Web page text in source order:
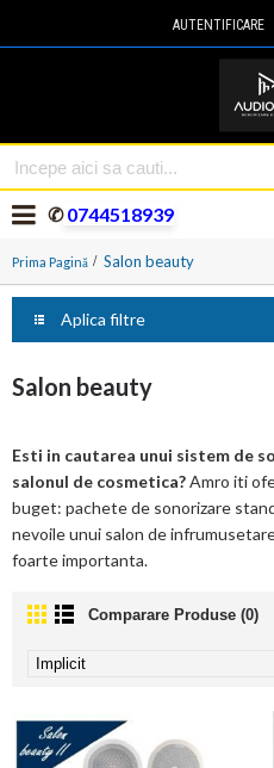
AUTENTIFICARE
✆0744518939
Prima Pagină Salon beauty
Aplica filtre
Salon beauty
Esti in cautarea unui sistem de
salonul de cosmetica?Amro iti
buget: pachete de sonorizare
nevoile unui salon de
foarte importanta.
Comparare Produse (0)